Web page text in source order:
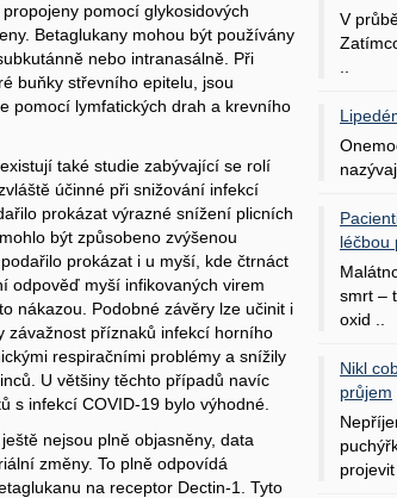
pomocí glykosidových
Betaglukany mohou být používány
nebo intranasálně. Při
buňky střevního epitelu, jsou
pomocí lymfatických drah a krevního
také studie zabývající se rolí
účinné při snižování infekcí
prokázat výrazné snížení plicních
být způsobeno zvýšenou
prokázat i u myší, kde čtrnáct
odpověď myší infikovaných virem
nákazou. Podobné závěry lze učinit i
závažnost příznaků infekcí horního
respiračními problémy a snížily
U většiny těchto případů navíc
s infekcí COVID-19 bylo výhodné.
nejsou plně objasněny, data
změny. To plně odpovídá
na receptor Dectin-1. Tyto
V
léčbou
smrt –
oxid ..
Nikl
průjem
projevit